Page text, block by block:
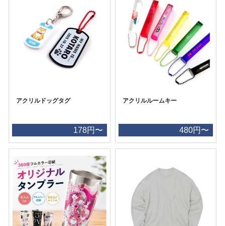
アクリルドッグタグ
178円〜
アクリルルームキー
480円〜